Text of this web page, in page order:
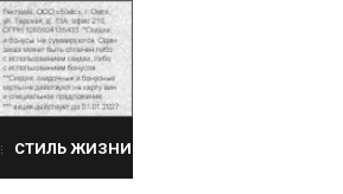
СТИЛЬ ЖИЗНИ